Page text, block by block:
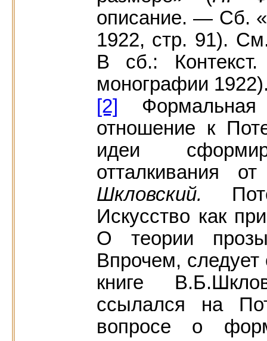
описание. — Сб.
1922, стр. 91).
В сб.:
монографии
[2]
отношение к
идеи
отталкивания
Шкловский.
Искусство как
О теории
Впрочем, следует
книге
ссылался на
вопросе о